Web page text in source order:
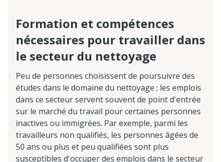
Formation et compétences
nécessaires pour travailler dans
le secteur du nettoyage
Peu de personnes choisissent de poursuivre des
études dans le domaine du nettoyage ; les emplois
dans ce secteur servent souvent de point d'entrée
sur le marché du travail pour certaines personnes
inactives ou immigrées. Par exemple, parmi les
travailleurs non qualifiés, les personnes âgées de
50 ans ou plus et peu qualifiées sont plus
susceptibles d'occuper des emplois dans le secteur